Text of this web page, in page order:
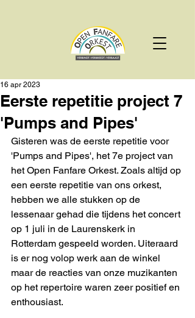
Eerste repetitie project 7
'Pumps and Pipes'
16 apr 2023
Gisteren was de eerste repetitie voor
'Pumps and Pipes', het 7e project van
het Open Fanfare Orkest. Zoals altijd op
een eerste repetitie van ons orkest,
hebben we alle stukken op de
lessenaar gehad die tijdens het concert
op 1 juli in de Laurenskerk in
Rotterdam gespeeld worden. Uiteraard
is er nog volop werk aan de winkel
maar de reacties van onze muzikanten
op het repertoire waren zeer positief en
enthousiast.